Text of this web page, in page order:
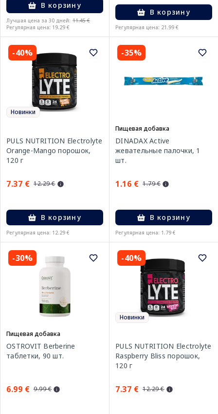
В корзину
Лучшая цена за 30 дней: 11.45 €
Регулярная цена: 19.29 €
В корзину
Регулярная цена: 21.99 €
-40%
Новинки
PULS NUTRITION Electrolyte
Orange-Mango порошок,
120 г
7.37 € 12.29 €
В корзину
Регулярная цена: 12.29 €
-35%
Пищевая добавка
DINADAX Active
жевательные палочки, 1
шт.
1.16 € 1.79 €
В корзину
Регулярная цена: 1.79 €
-30%
Пищевая добавка
OSTROVIT Berberine
таблетки, 90 шт.
6.99 € 9.99 €
-40%
Новинки
PULS NUTRITION Electrolyte
Raspberry Bliss порошок,
120 г
7.37 € 12.29 €